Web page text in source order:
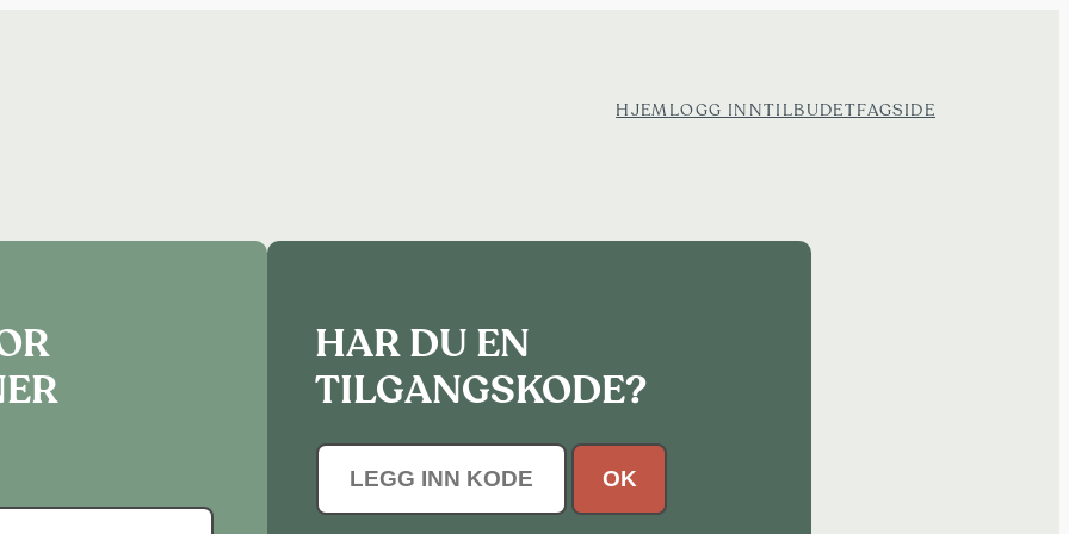
HJEM LOGG INNTILBUDETFAGSIDE
HAR DU EN
TILGANGSKODE?